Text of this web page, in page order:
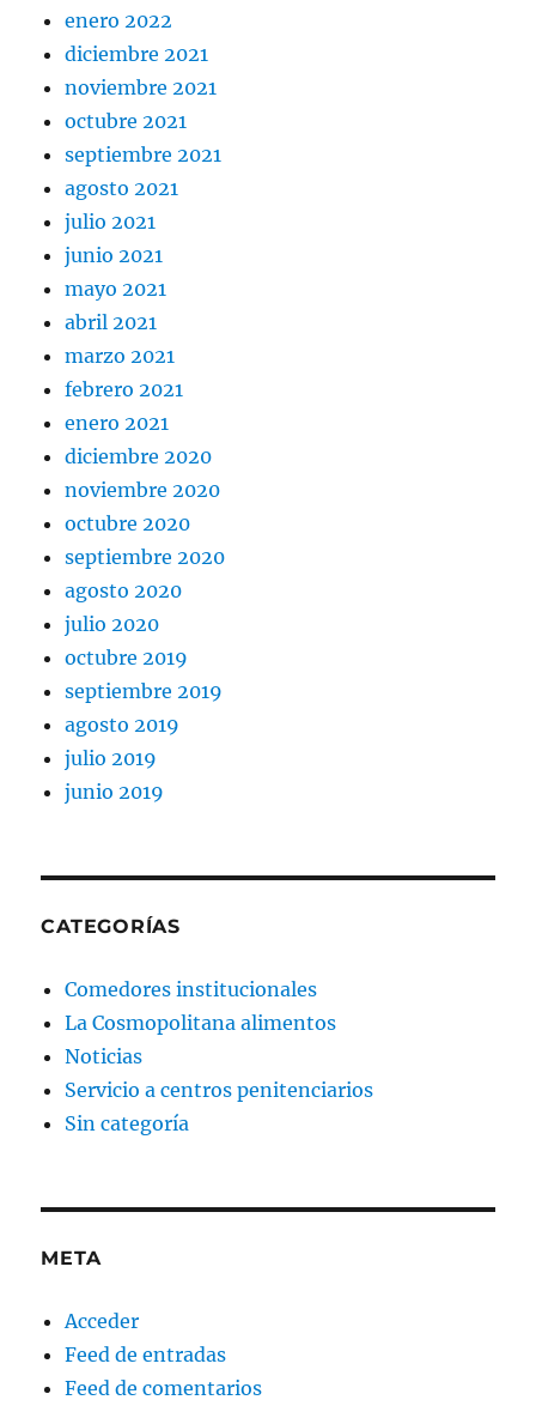
enero 2022
diciembre 2021
noviembre 2021
octubre 2021
septiembre 2021
agosto 2021
julio 2021
junio 2021
mayo 2021
abril 2021
marzo 2021
febrero 2021
enero 2021
diciembre 2020
noviembre 2020
octubre 2020
septiembre 2020
agosto 2020
julio 2020
octubre 2019
septiembre 2019
agosto 2019
julio 2019
junio 2019
CATEGORÍAS
Comedores institucionales
La Cosmopolitana alimentos
Noticias
Servicio a centros penitenciarios
Sin categoría
META
Acceder
Feed de entradas
Feed de comentarios